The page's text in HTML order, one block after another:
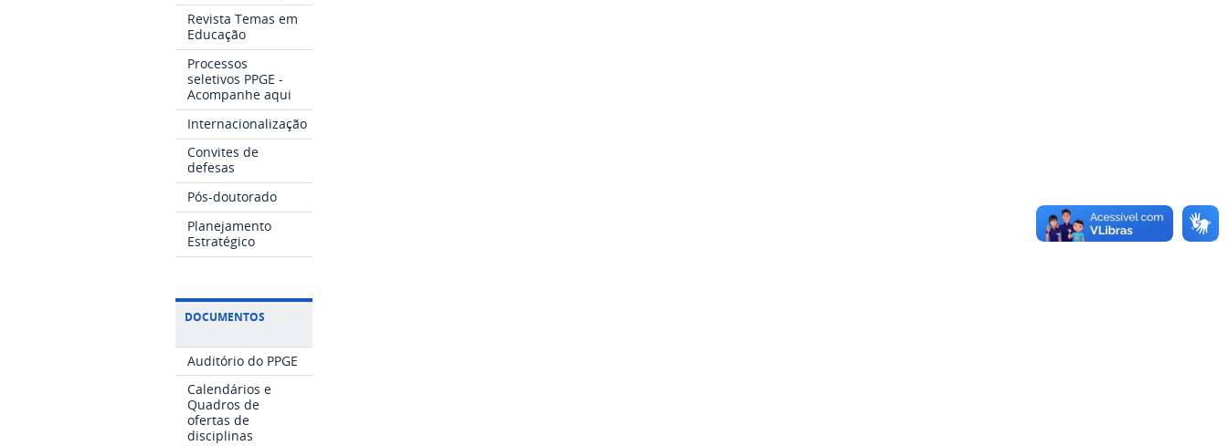
Revista Temas em
Educação
Processos
seletivos PPGE -
Acompanhe aqui
Internacionalização
Convites de
defesas
Pós-doutorado
Planejamento
Estratégico
DOCUMENTOS
Auditório do PPGE
Calendários e
Quadros de
ofertas de
disciplinas